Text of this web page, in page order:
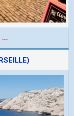
...